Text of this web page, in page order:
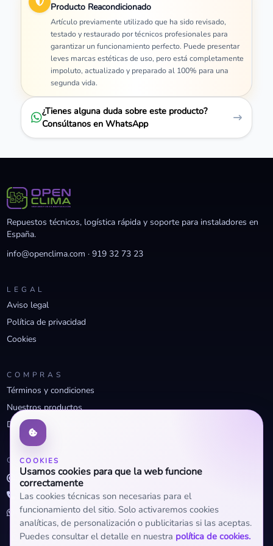
Producto Reacondicionado
Artículo previamente utilizado que ha sido revisado,
testado y restaurado por técnicos profesionales para
garantizar un funcionamiento perfecto. Puede presentar
leves marcas estéticas de uso, pero está completamente
impoluto, actualizado y preparado al 100% para una
segunda vida.
¿Tienes alguna duda sobre este producto?
Consúltanos en WhatsApp
COOKIES
Usamos cookies para que la web funcione
correctamente
Las cookies técnicas son necesarias para el
funcionamiento del sitio. Solo activaremos cookies
analíticas, de personalización o publicitarias si las aceptas.
Puedes consultar el detalle en nuestra política de cookies.
Repuestos técnicos, logística rápida y soporte para instaladores en
España.
info@openclima.com ·919 32 73 23
LEGAL
Aviso legal
Política de privacidad
Cookies
COMPRAS
Términos y condiciones
Nuestros productos
Descuentos profesionales
CONTACTO
info@openclima.com
919 32 73 23
+34 623 56 04 93 (WhatsApp)